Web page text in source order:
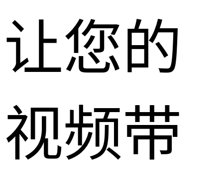
让您的
视频带